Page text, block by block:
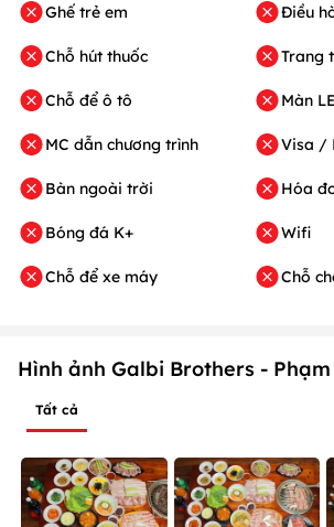
Ghế trẻ em
Chỗ hút thuốc
Chỗ để ô tô
MC dẫn chương trình
Bàn ngoài trời
Bóng đá K+
Chỗ để xe máy
Điều
Trang
Màn
Visa /
Hóa
Wifi
Chỗ
Hình ảnh Galbi Brothers -
Tất cả